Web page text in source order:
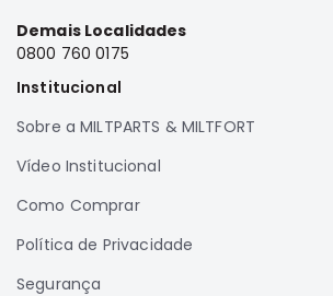
ASX
Pajero
Sport
e
GL,
e
Demais Localidades
0800 760 0175
Institucional
Sobre a MILTPARTS & MILTFORT
Vídeo Institucional
Como Comprar
Política de Privacidade
Segurança